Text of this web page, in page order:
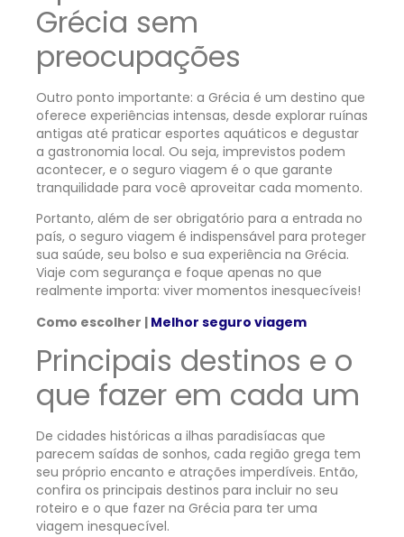
Grécia sem
preocupações
Outro ponto importante: a Grécia é um destino que
oferece experiências intensas, desde explorar ruínas
antigas até praticar esportes aquáticos e degustar
a gastronomia local. Ou seja, imprevistos podem
acontecer, e o seguro viagem é o que garante
tranquilidade para você aproveitar cada momento.
Portanto, além de ser obrigatório para a entrada no
país, o seguro viagem é indispensável para proteger
sua saúde, seu bolso e sua experiência na Grécia.
Viaje com segurança e foque apenas no que
realmente importa: viver momentos inesquecíveis!
Como escolher | Melhor seguro viagem
Principais destinos e o
que fazer em cada um
De cidades históricas a ilhas paradisíacas que
parecem saídas de sonhos, cada região grega tem
seu próprio encanto e atrações imperdíveis. Então,
confira os principais destinos para incluir no seu
roteiro e o que fazer na Grécia para ter uma
viagem inesquecível.